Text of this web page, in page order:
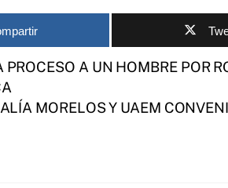
A UN HOMBRE POR
MORELOS Y UAEM